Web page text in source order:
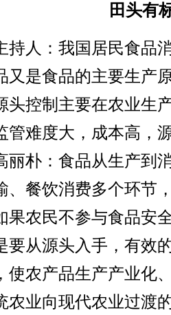
田头有
：我国居民食品消
又是食品的主要生产
头控制主要在农业生
管难度大，成本高，
：食品从生产到消
、餐饮消费多个环节
果农民不参与食品安
要从源头入手，有效
使农产品生产产业化
农业向现代农业过渡